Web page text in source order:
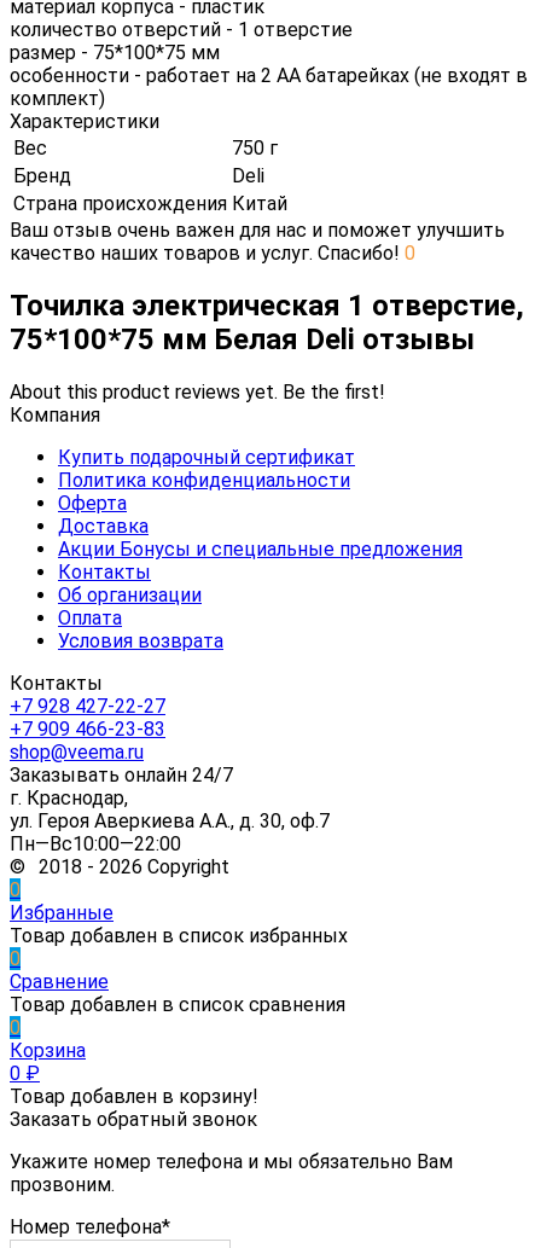
материал корпуса - пластик
количество отверстий - 1 отверстие
размер - 75*100*75 мм
особенности - работает на 2 АА батарейках (не входят в
комплект)
Характеристики
Вес
750 г
Бренд
Deli
Страна происхождения Китай
Ваш отзыв очень важен для нас и поможет улучшить
качество наших товаров и услуг. Спасибо! 0
Точилка электрическая 1 отверстие,
75*100*75 мм Белая Deli отзывы
About this product reviews yet. Be the first!
Компания
Купить подарочный сертификат
Политика конфиденциальности
Оферта
Доставка
Акции Бонусы и специальные предложения
Контакты
Об организации
Оплата
Условия возврата
Контакты
+7 928 427-22-27
+7 909 466-23-83
shop@veema.ru
Заказывать онлайн 24/7
г. Краснодар,
ул. Героя Аверкиева А.А., д. 30, оф.7
Пн—Вс10:00—22:00
© 2018 - 2026 Copyright
0
Избранные
Товар добавлен в список избранных
0
Сравнение
Товар добавлен в список сравнения
0
Корзина
0 ₽
Товар добавлен в корзину!
Заказать обратный звонок
Укажите номер телефона и мы обязательно Вам
прозвоним.
Номер телефона*